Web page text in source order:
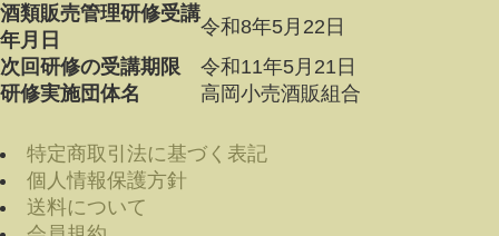
酒類販売管理研修受講
年月日
令和8年5月22日
次回研修の受講期限
令和11年5月21日
研修実施団体名
高岡小売酒販組合
特定商取引法に基づく表記
個人情報保護方針
送料について